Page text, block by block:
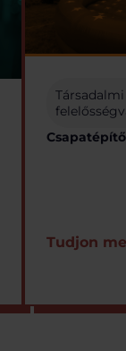
Társadalmi
Tudjon